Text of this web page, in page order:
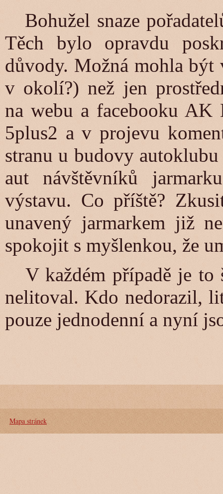
Bohužel snaze
Těch bylo opravdu
důvody. Možná mohla být
v okolí?) než jen
na webu a facebooku
5plus2 a v projevu
stranu u budovy
aut návštěvníků
výstavu. Co příště?
unavený jarmarkem již
spokojit s myšlenkou, že
V každém případě je to
nelitoval. Kdo nedorazil,
pouze jednodenní a nyní
Mapa stránek